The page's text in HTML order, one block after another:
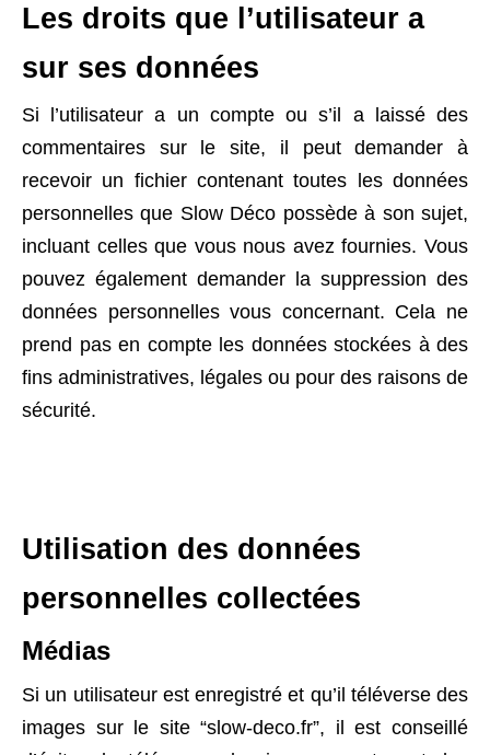
Les droits que l’utilisateur a
sur ses données
Si l’utilisateur a un compte ou s’il a laissé des
commentaires sur le site, il peut demander à
recevoir un fichier contenant toutes les données
personnelles que Slow Déco possède à son sujet,
incluant celles que vous nous avez fournies. Vous
pouvez également demander la suppression des
données personnelles vous concernant. Cela ne
prend pas en compte les données stockées à des
fins administratives, légales ou pour des raisons de
sécurité.
Utilisation des données
personnelles collectées
Médias
Si un utilisateur est enregistré et qu’il téléverse des
images sur le site “slow-deco.fr”, il est conseillé